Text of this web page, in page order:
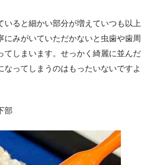
いると細かい部分が増えていつも以上
にみがいていただかないと虫歯や歯周
てしまいます。せっかく綺麗に並んだ
なってしまうのはもったいないですよ
部